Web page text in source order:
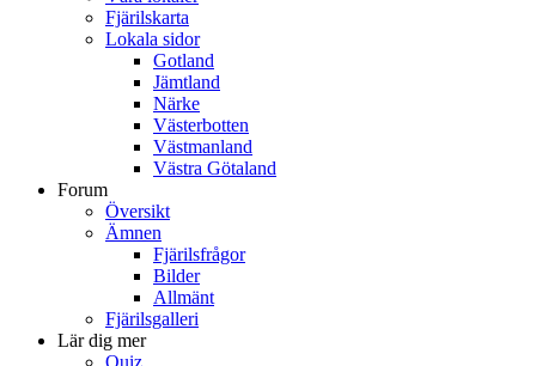
Fjärilskarta
Lokala sidor
Gotland
Jämtland
Närke
Västerbotten
Västmanland
Västra Götaland
Forum
Översikt
Ämnen
Fjärilsfrågor
Bilder
Allmänt
Fjärilsgalleri
Lär dig mer
Quiz